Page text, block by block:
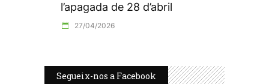
l’apagada de 28 d’abril
27/04/2026
Segueix-nos a Facebook